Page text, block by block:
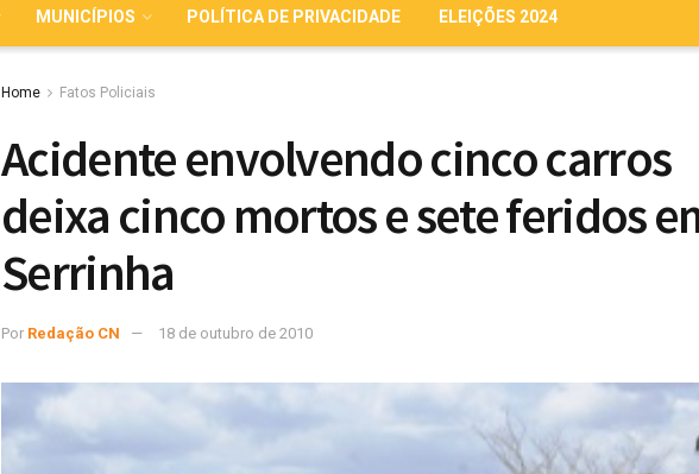
MUNICÍPIOS POLÍTICA DE PRIVACIDADE ELEIÇÕES 2024
Home Fatos Policiais
Acidente envolvendo cinco carros
deixa cinco mortos e sete feridos
Serrinha
Por Redação CN 18 de outubro de 2010